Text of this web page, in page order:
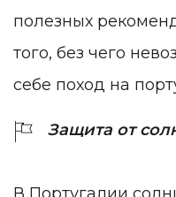
полезных
того, без чего
себе поход на
Защита от